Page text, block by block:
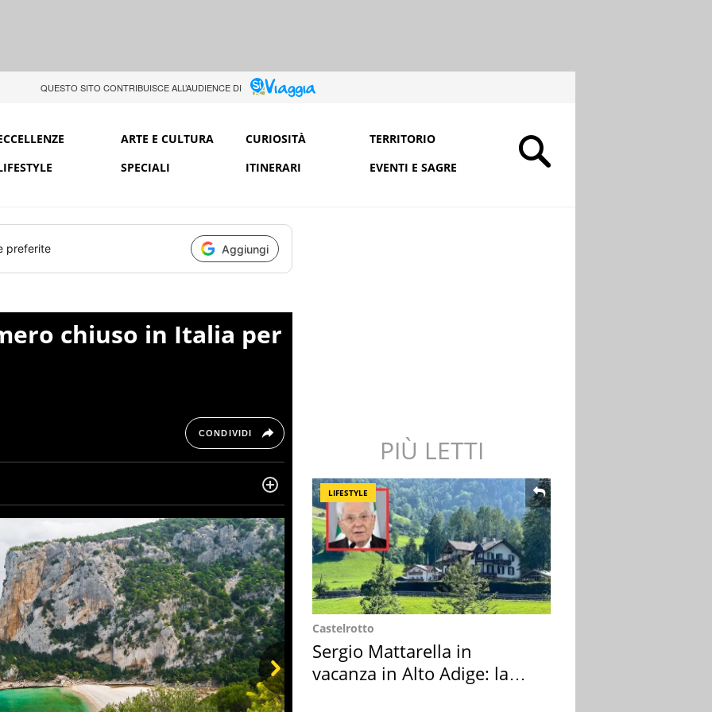
QUESTO SITO CONTRIBUISCE ALL’AUDIENCE DI
ARTE E CULTURA CURIOSITÀ
TERRITORIO
SPECIALI ITINERARI EVENTI E SAGRE
preferite Aggiungi
chiuso in Italia per
CONDIVIDI
di belle storie e di viaggi, scrive da quando ne
le piace tenersi informata su ciò che accade
Next
PIÙ LETTI
LIFESTYLE
Castelrotto
Sergio Mattarella in
vacanza in Alto Adige: la